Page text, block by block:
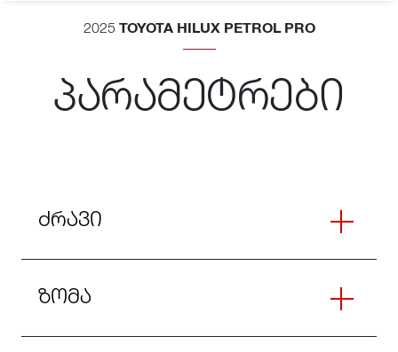
2025 TOYOTA HILUX PETROL PRO
პარამეტრები
ძრავი
ზომა